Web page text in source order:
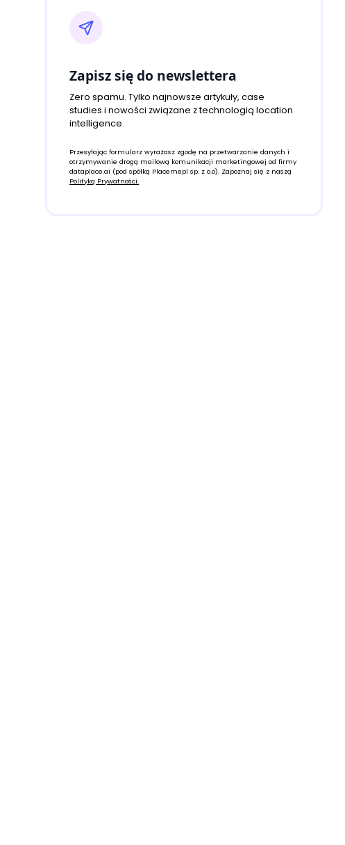
Zapisz się do newslettera
Zero spamu. Tylko najnowsze artykuły, case
studies i nowości związane z technologią location
intelligence.
Przesyłając formularz wyrażasz zgodę na przetwarzanie danych i
otrzymywanie drogą mailową komunikacji marketingowej od firmy
dataplace.ai (pod spółką Placemepl sp. z o.o). Zapoznaj się z naszą
Polityką Prywatności.